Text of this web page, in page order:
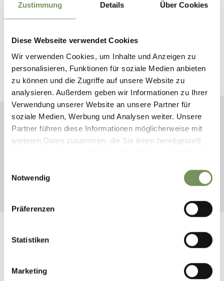
Zustimmung Details Über Cookies
Diese Webseite verwendet Cookies
Wir verwenden Cookies, um Inhalte und Anzeigen zu
personalisieren, Funktionen für soziale Medien anbieten
zu können und die Zugriffe auf unsere Website zu
analysieren. Außerdem geben wir Informationen zu Ihrer
Verwendung unserer Website an unsere Partner für
soziale Medien, Werbung und Analysen weiter. Unsere
Partner führen diese Informationen möglicherweise mit
weiteren Daten zusammen, die Sie ihnen bereitgestellt
Notwendig
Präferenzen
Statistiken
Marketing
BOEK JE VAKANTIE IN
SCHENNA
Plan nu vrijblijvend uw droomvakantie
AANKOMST